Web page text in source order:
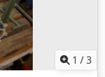
1 /3